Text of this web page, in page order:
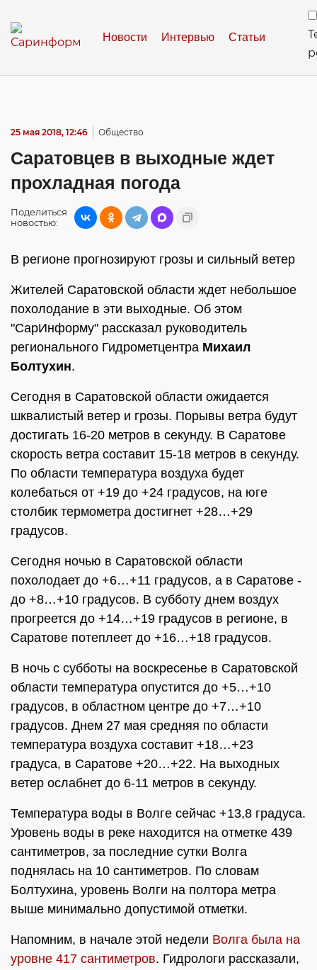
Новости Интервью Статьи
25 мая 2018, 12:46 Общество
Саратовцев в выходные ждет
прохладная погода
Поделиться
новостью:
В регионе прогнозируют грозы и сильный ветер
Жителей Саратовской области ждет небольшое
похолодание в эти выходные. Об этом
"СарИнформу" рассказал руководитель
регионального Гидрометцентра Михаил
Болтухин.
Сегодня в Саратовской области ожидается
шквалистый ветер и грозы. Порывы ветра будут
достигать 16-20 метров в секунду. В Саратове
скорость ветра составит 15-18 метров в секунду.
По области температура воздуха будет
колебаться от +19 до +24 градусов, на юге
столбик термометра достигнет +28…+29
градусов.
Сегодня ночью в Саратовской области
похолодает до +6…+11 градусов, а в Саратове -
до +8…+10 градусов. В субботу днем воздух
прогреется до +14…+19 градусов в регионе, в
Саратове потеплеет до +16…+18 градусов.
В ночь с субботы на воскресенье в Саратовской
области температура опустится до +5…+10
градусов, в областном центре до +7…+10
градусов. Днем 27 мая средняя по области
температура воздуха составит +18…+23
градуса, в Саратове +20…+22. На выходных
ветер ослабнет до 6-11 метров в секунду.
Температура воды в Волге сейчас +13,8 градуса.
Уровень воды в реке находится на отметке 439
сантиметров, за последние сутки Волга
поднялась на 10 сантиметров. По словам
Болтухина, уровень Волги на полтора метра
выше минимально допустимой отметки.
Напомним, в начале этой недели Волга была на
уровне 417 сантиметров. Гидрологи рассказали,